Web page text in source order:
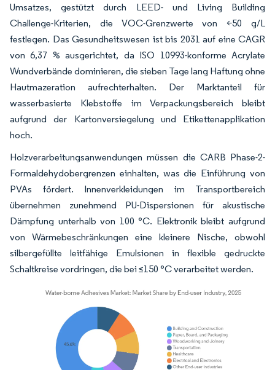
Umsatzes, gestützt durch LEED- und Living Building
Challenge-Kriterien, die VOC-Grenzwerte von <50 g/L
festlegen. Das Gesundheitswesen ist bis 2031 auf eine CAGR
von 6,37 % ausgerichtet, da ISO 10993-konforme Acrylate
Wundverbände dominieren, die sieben Tage lang Haftung ohne
Hautmazeration aufrechterhalten. Der Marktanteil für
wasserbasierte Klebstoffe im Verpackungsbereich bleibt
aufgrund der Kartonversiegelung und Etikettenapplikation
hoch.
Holzverarbeitungsanwendungen müssen die CARB Phase-2-
Formaldehydobergrenzen einhalten, was die Einführung von
PVAs fördert. Innenverkleidungen im Transportbereich
übernehmen zunehmend PU-Dispersionen für akustische
Dämpfung unterhalb von 100 °C. Elektronik bleibt aufgrund
von Wärmebeschränkungen eine kleinere Nische, obwohl
silbergefüllte leitfähige Emulsionen in flexible gedruckte
Schaltkreise vordringen, die bei ≤150 °C verarbeitet werden.